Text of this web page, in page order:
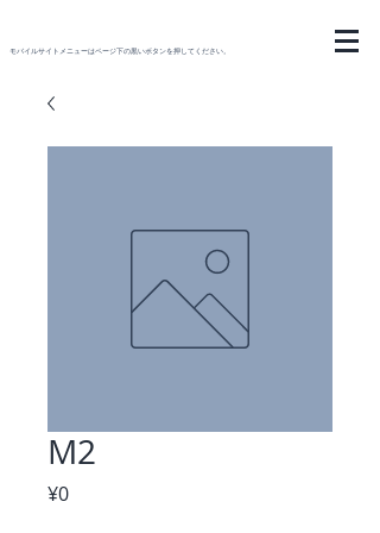
モバイルサイトメニューはページ下の黒いボタンを押してください。
M2
¥0Price